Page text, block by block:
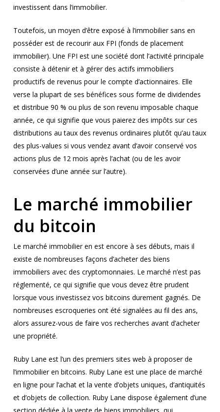
investissent dans l’immobilier.
Toutefois, un moyen d’être exposé à l’immobilier sans en
posséder est de recourir aux FPI (fonds de placement
immobilier). Une FPI est une société dont l’activité principale
consiste à détenir et à gérer des actifs immobiliers
productifs de revenus pour le compte d’actionnaires. Elle
verse la plupart de ses bénéfices sous forme de dividendes
et distribue 90 % ou plus de son revenu imposable chaque
année, ce qui signifie que vous paierez des impôts sur ces
distributions au taux des revenus ordinaires plutôt qu’au taux
des plus-values si vous vendez avant d’avoir conservé vos
actions plus de 12 mois après l’achat (ou de les avoir
conservées d’une année sur l’autre).
Le marché immobilier
du bitcoin
Le marché immobilier en est encore à ses débuts, mais il
existe de nombreuses façons d’acheter des biens
immobiliers avec des cryptomonnaies. Le marché n’est pas
réglementé, ce qui signifie que vous devez être prudent
lorsque vous investissez vos bitcoins durement gagnés. De
nombreuses escroqueries ont été signalées au fil des ans,
alors assurez-vous de faire vos recherches avant d’acheter
une propriété.
Ruby Lane est l’un des premiers sites web à proposer de
l’immobilier en bitcoins. Ruby Lane est une place de marché
en ligne pour l’achat et la vente d’objets uniques, d’antiquités
et d’objets de collection. Ruby Lane dispose également d’une